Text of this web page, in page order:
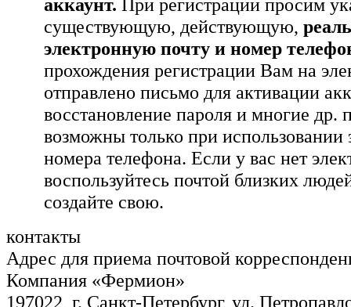
аккаунт. При регистрации просим
существующую, действующую,
электронную почту и номер
прохождения регистрации Вам на
отправлено письмо для активации
восстановление пароля и многие др.
возможны только при использовании
номера телефона. Если у вас нет
воспользуйтесь почтой близких
создайте свою.
контакты
Адрес для приема почтовой
Компания «Фермион»
197022, г. Санкт-Петербург, ул.